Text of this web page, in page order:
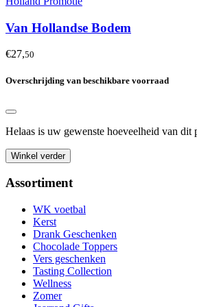
Van Hollandse Bodem
€27,50
Overschrijding van beschikbare voorraad
Helaas is uw gewenste hoeveelheid van dit
Winkel verder
Assortiment
WK voetbal
Kerst
Drank Geschenken
Chocolade Toppers
Vers geschenken
Tasting Collection
Wellness
Zomer